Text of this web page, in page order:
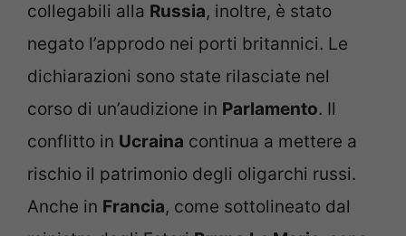
collegabili alla Russia, inoltre, è stato
negato l’approdo nei porti britannici. Le
dichiarazioni sono state rilasciate nel
corso di un’audizione in Parlamento. Il
conflitto in Ucraina continua a mettere a
rischio il patrimonio degli oligarchi russi.
Anche in Francia, come sottolineato dal